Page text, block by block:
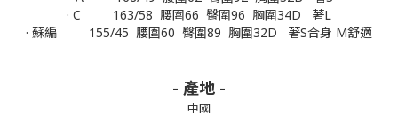
· C 163/58 腰圍66 臀圍96 胸圍34D 著L
· 蘇編 155/45 腰圍60 臀圍89 胸圍32D 著S合身 M舒適
- 產地 -
中國